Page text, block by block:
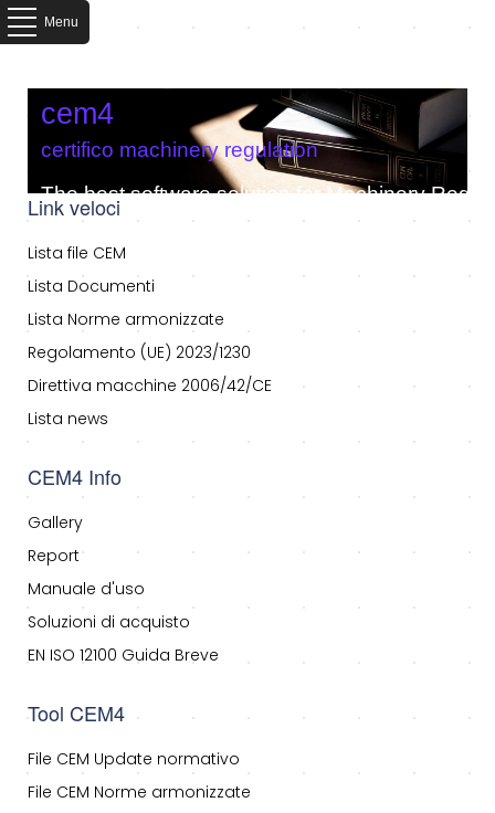
Menu
cem4
certifico machinery regulation
The best software solution for Machinery
Link veloci
Lista file CEM
Lista Documenti
Lista Norme armonizzate
Regolamento (UE) 2023/1230
Direttiva macchine 2006/42/CE
Lista news
CEM4 Info
Gallery
Report
Manuale d'uso
Soluzioni di acquisto
EN ISO 12100 Guida Breve
Tool CEM4
File CEM Update normativo
File CEM Norme armonizzate